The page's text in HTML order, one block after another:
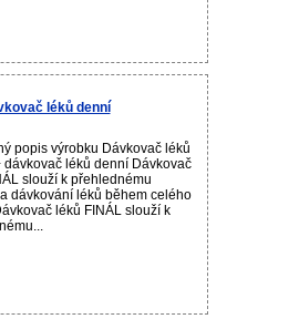
léků denní
popis výrobku Dávkovač léků
dávkovač léků denní Dávkovač
slouží k přehlednému
dávkování léků během celého
léků FINÁL slouží k